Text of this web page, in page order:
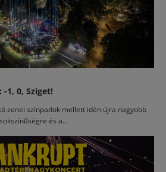
1, 0, Sziget!
zenei színpadok mellett idén újra nagyobb
és a...